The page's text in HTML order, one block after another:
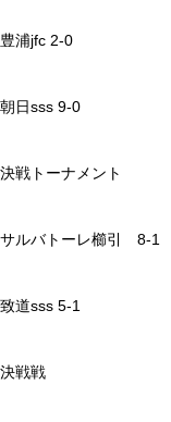
豊浦jfc 2-0
朝日sss 9-0
決戦トーナメント
サルバトーレ櫛引 8-1
致道sss 5-1
決戦戦